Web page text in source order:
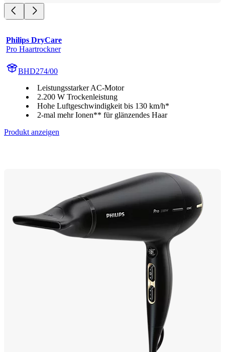
Philips DryCare
Pro Haartrockner
BHD274/00
Leistungsstarker AC-Motor
2.200 W Trockenleistung
Hohe Luftgeschwindigkeit bis 130 km/h*
2-mal mehr Ionen** für glänzendes Haar
Produkt anzeigen